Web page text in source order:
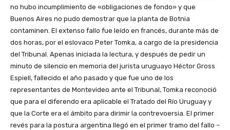
no hubo incumplimiento de «obligaciones de fondo» y que
Buenos Aires no pudo demostrar que la planta de Botnia
contaminen. El extenso fallo fue leído en francés, durante más de
dos horas, por el eslovaco Peter Tomka, a cargo de la presidencia
del Tribunal. Apenas iniciada la lectura, y después de pedir un
minuto de silencio en memoria del jurista uruguayo Héctor Gross
Espiell, fallecido el año pasado y que fue uno de los
representantes de Montevideo ante el Tribunal, Tomka reconoció
que para el diferendo era aplicable el Tratado del Río Uruguay y
que la Corte era el ámbito para dirimir la contrevoersia. El primer
revés para la postura argentina llegó en el primer tramo del fallo –